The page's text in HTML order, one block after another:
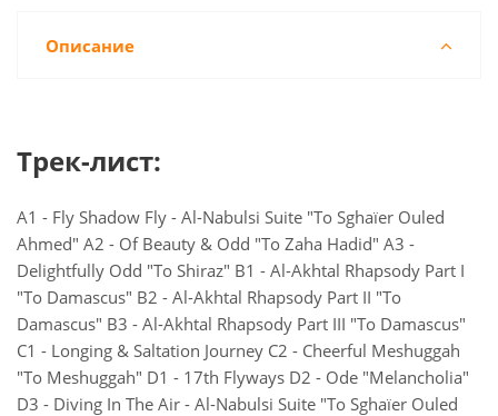
Описание
Трек-лист:
A1 - Fly Shadow Fly - Al-Nabulsi Suite "To Sghaïer Ouled
Ahmed" A2 - Of Beauty & Odd "To Zaha Hadid" A3 -
Delightfully Odd "To Shiraz" B1 - Al-Akhtal Rhapsody Part I
"To Damascus" B2 - Al-Akhtal Rhapsody Part II "To
Damascus" B3 - Al-Akhtal Rhapsody Part III "To Damascus"
C1 - Longing & Saltation Journey C2 - Cheerful Meshuggah
"To Meshuggah" D1 - 17th Flyways D2 - Ode "Melancholia"
D3 - Diving In The Air - Al-Nabulsi Suite "To Sghaïer Ouled